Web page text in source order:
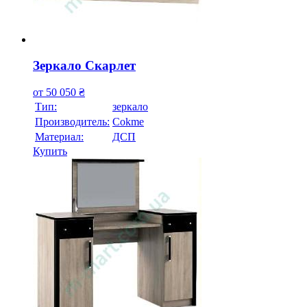
Зеркало Скарлет
от 50 050 ₴
Тип:
зеркало
Производитель: Cokme
Материал:
ДСП
Купить